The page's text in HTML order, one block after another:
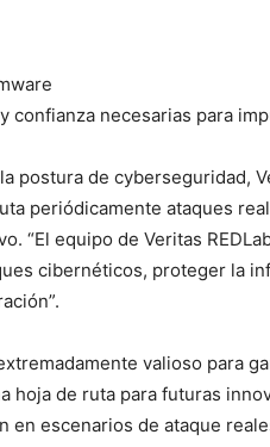
confianza necesarias para
postura de cyberseguridad,
periódicamente ataques
“El equipo de Veritas
cibernéticos, proteger la
valioso para
de ruta para futuras
en escenarios de ataque